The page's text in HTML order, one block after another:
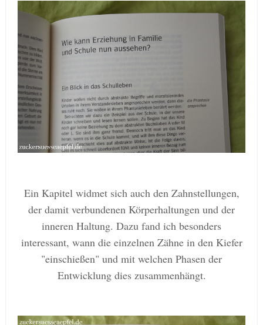
Ein Kapitel widmet sich auch den Zahnstellungen,
der damit verbundenen Körperhaltungen und der
inneren Haltung. Dazu fand ich besonders
interessant, wann die einzelnen Zähne in den Kiefer
"einschießen" und mit welchen Phasen der
Entwicklung dies zusammenhängt.